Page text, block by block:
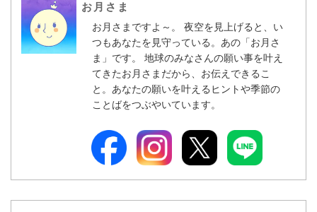
お月さま
お月さまですよ～。 夜空を見上げると、い
つもあなたを見守っている。あの「お月さ
ま」です。 地球のみなさんの願い事を叶え
てきたお月さまだから、お伝えできるこ
と。あなたの願いを叶えるヒントや季節の
ことばをつぶやいています。